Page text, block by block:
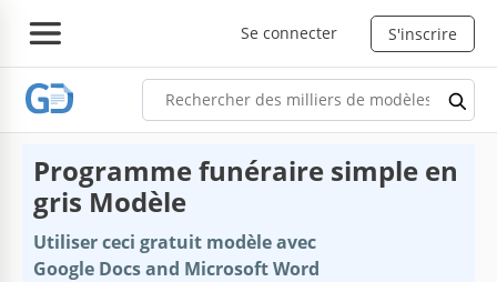
Se connecter S'inscrire
Programme funéraire simple en
gris Modèle
Utiliser ceci gratuit modèle avec
Google Docs and Microsoft Word